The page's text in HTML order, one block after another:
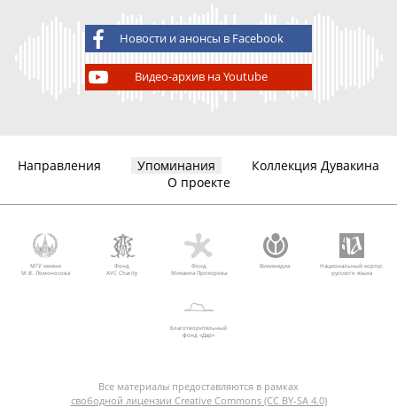
Новости и анонсы в Facebook
Видео-архив на Youtube
Направления Упоминания
Коллекция Дувакина
О проекте
МГУ имени
М.В. Ломоносова
Фонд
AVC Charity
Фонд
Михаила Прохорова
Викимедиа
Национальный корпус
русского языка
Благотворительный
фонд «Дар»
Все материалы предоставляются в рамках
свободной лицензии Creative Commons (CC BY-SA 4.0)